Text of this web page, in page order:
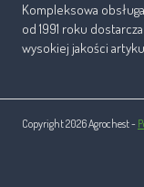
Kompleksowa
od 1991 roku
wysokiej jakości
Copyright 2026 Agrochest -